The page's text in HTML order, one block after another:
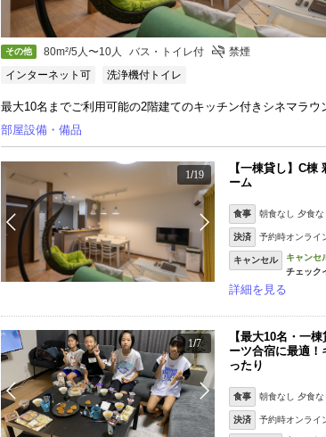
その他 80m²/5人〜10人 バス・トイレ付
禁煙
インターネット可
洗浄機付トイレ
最大10名までご利用可能の2階建てのキッチン付きシネマラ
部屋設備・備品
1/19
【一棟貸し】C
ーム
食事 朝食なし 夕食な
決済 予約時オンライ
キャンセル
詳細を見る
1/7
【最大10名・一
ーツ合宿に最適
ったり
食事 朝食なし 夕食な
決済 予約時オンライ